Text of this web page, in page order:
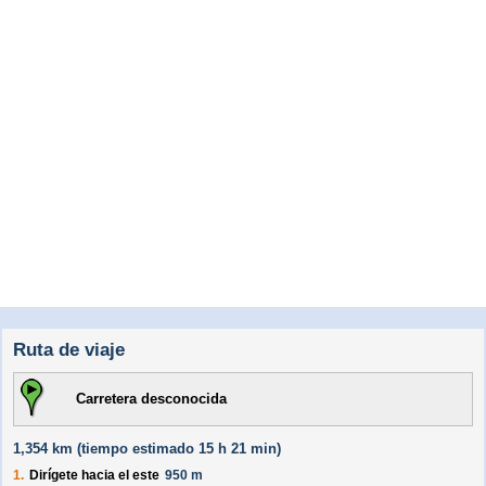
Ruta de viaje
Carretera desconocida
1,354 km (tiempo estimado 15 h 21 min)
1. Dirígete hacia el este 950 m